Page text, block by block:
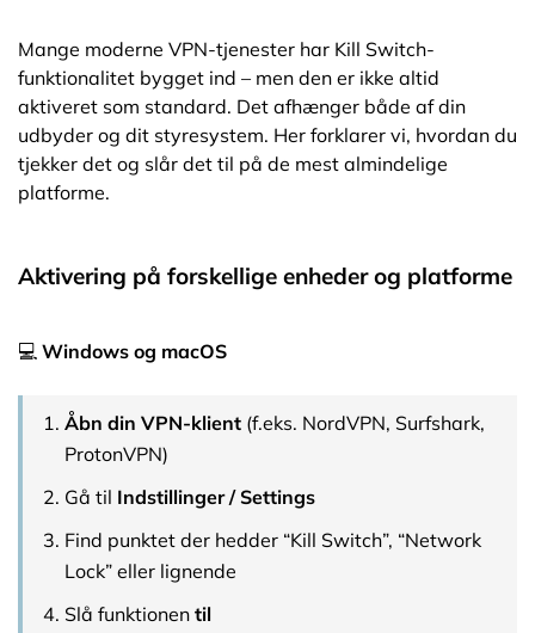
Mange moderne VPN-tjenester har Kill Switch-
funktionalitet bygget ind – men den er ikke altid
aktiveret som standard. Det afhænger både af din
udbyder og dit styresystem. Her forklarer vi, hvordan du
tjekker det og slår det til på de mest almindelige
platforme.
Aktivering på forskellige enheder og platforme
💻 Windows og macOS
Åbn din VPN-klient (f.eks. NordVPN, Surfshark,
ProtonVPN)
Gå til Indstillinger / Settings
Find punktet der hedder “Kill Switch”, “Network
Lock” eller lignende
Slå funktionentil